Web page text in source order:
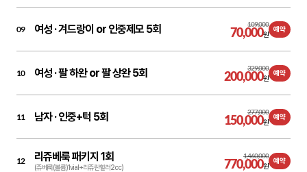
09 여성 ·겨드랑이 or 인중제모 5회 109,000
70,000원
예약
10 여성 ·팔 하완 or 팔 상완 5회 329,000
200,000원
예약
11 남자 ·인중+턱 5회 277,000
150,000원
예약
12 리쥬베룩 패키지 1회
(쥬베룩(볼륨)1vial+리쥬란힐러2cc)
1,460,000
770,000원
예약